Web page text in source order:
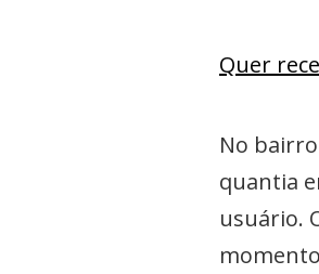
Quer
No
quantia
usuário.